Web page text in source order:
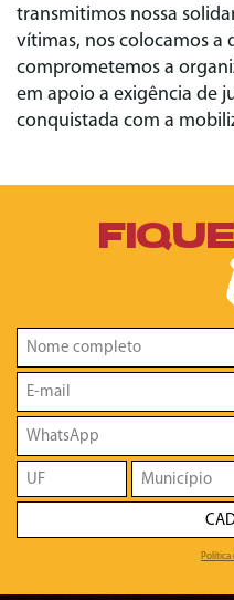
transmitimos nossa
vítimas, nos colocamos a
comprometemos a
em apoio a exigência de
conquistada com a
Política